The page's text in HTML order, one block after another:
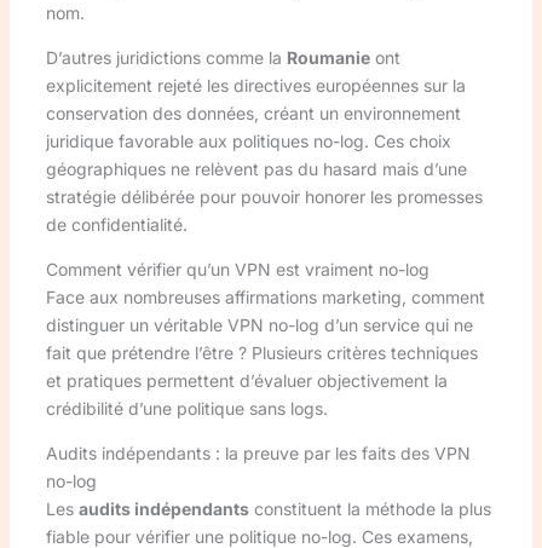
nom.
D’autres juridictions comme la Roumanieont
explicitement rejeté les directives européennes sur la
conservation des données, créant un environnement
juridique favorable aux politiques no-log. Ces choix
géographiques ne relèvent pas du hasard mais d’une
stratégie délibérée pour pouvoir honorer les promesses
de confidentialité.
Comment vérifier qu’un VPN est vraiment no-log
Face aux nombreuses affirmations marketing, comment
distinguer un véritable VPN no-log d’un service qui ne
fait que prétendre l’être ? Plusieurs critères techniques
et pratiques permettent d’évaluer objectivement la
crédibilité d’une politique sans logs.
Audits indépendants : la preuve par les faits des VPN
no-log
Les audits indépendantsconstituent la méthode la plus
fiable pour vérifier une politique no-log. Ces examens,